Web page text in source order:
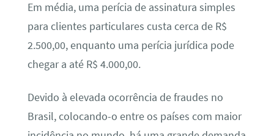
Em média, uma perícia de assinatura simples
para clientes particulares custa cerca de R$
2.500,00, enquanto uma perícia jurídica pode
chegar a até R$ 4.000,00.
Devido à elevada ocorrência de fraudes no
Brasil, colocando-o entre os países com maior